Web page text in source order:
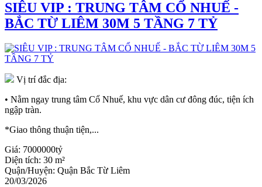
SIÊU VIP : TRUNG TÂM CỔ NHUẾ -
BẮC TỪ LIÊM 30M 5 TẦNG 7 TỶ
Vị trí đắc địa:
• Nằm ngay trung tâm Cổ Nhuế, khu vực dân cư đông đúc, tiện ích
ngập tràn.
*Giao thông thuận tiện,...
Giá: 7000000tỷ
Diện tích: 30 m²
Quận/Huyện: Quận Bắc Từ Liêm
20/03/2026